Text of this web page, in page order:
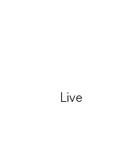
Live